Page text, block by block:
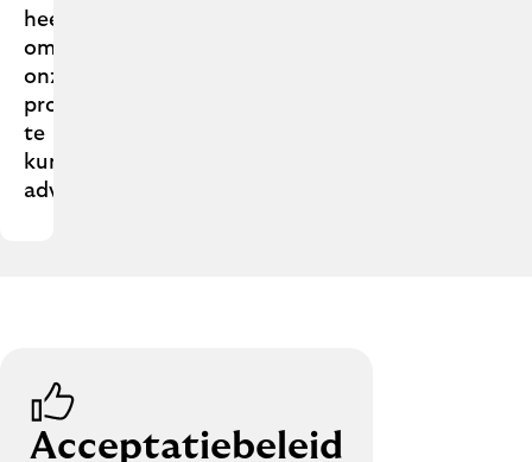
heeft
om
onze
producten
te
kunnen
adviseren.
Acceptatiebeleid